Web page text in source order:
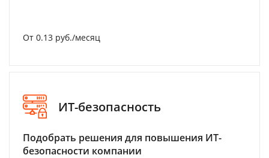
От 0.13 руб./месяц
ИТ-безопасность
Подобрать решения для повышения ИТ-
безопасности компании